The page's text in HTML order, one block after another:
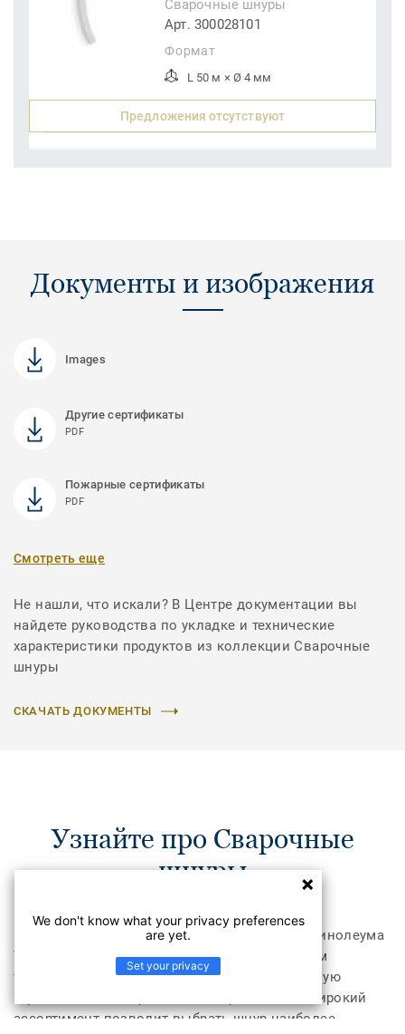
Сварочные шнуры
Арт. 300028101
Формат
L 50 м × Ø 4 мм
Предложения отсутствуют
Документы и изображения
Images
Другие сертификаты
PDF
Пожарные сертификаты
PDF
Смотреть еще
Не нашли, что искали? В Центре документации вы
найдете руководства по укладке и технические
характеристики продуктов из коллекции Сварочные
шнуры
СКАЧАТЬ ДОКУМЕНТЫ
Узнайте про Сварочные
шнуры
Шнуры для горячей сварки коммерческого линолеума
Tarkett производятся по самым современным
технологиям и обеспечивают непревзойденную
герметичность и прочность сваривания. А широкий
ассортимент позволит выбрать шнур наиболее
We don't know what your privacy preferences
are yet.
Set your privacy